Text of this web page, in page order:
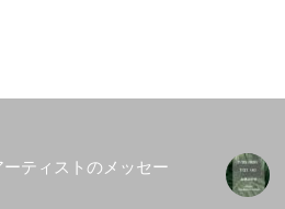
ーティストのメッセー